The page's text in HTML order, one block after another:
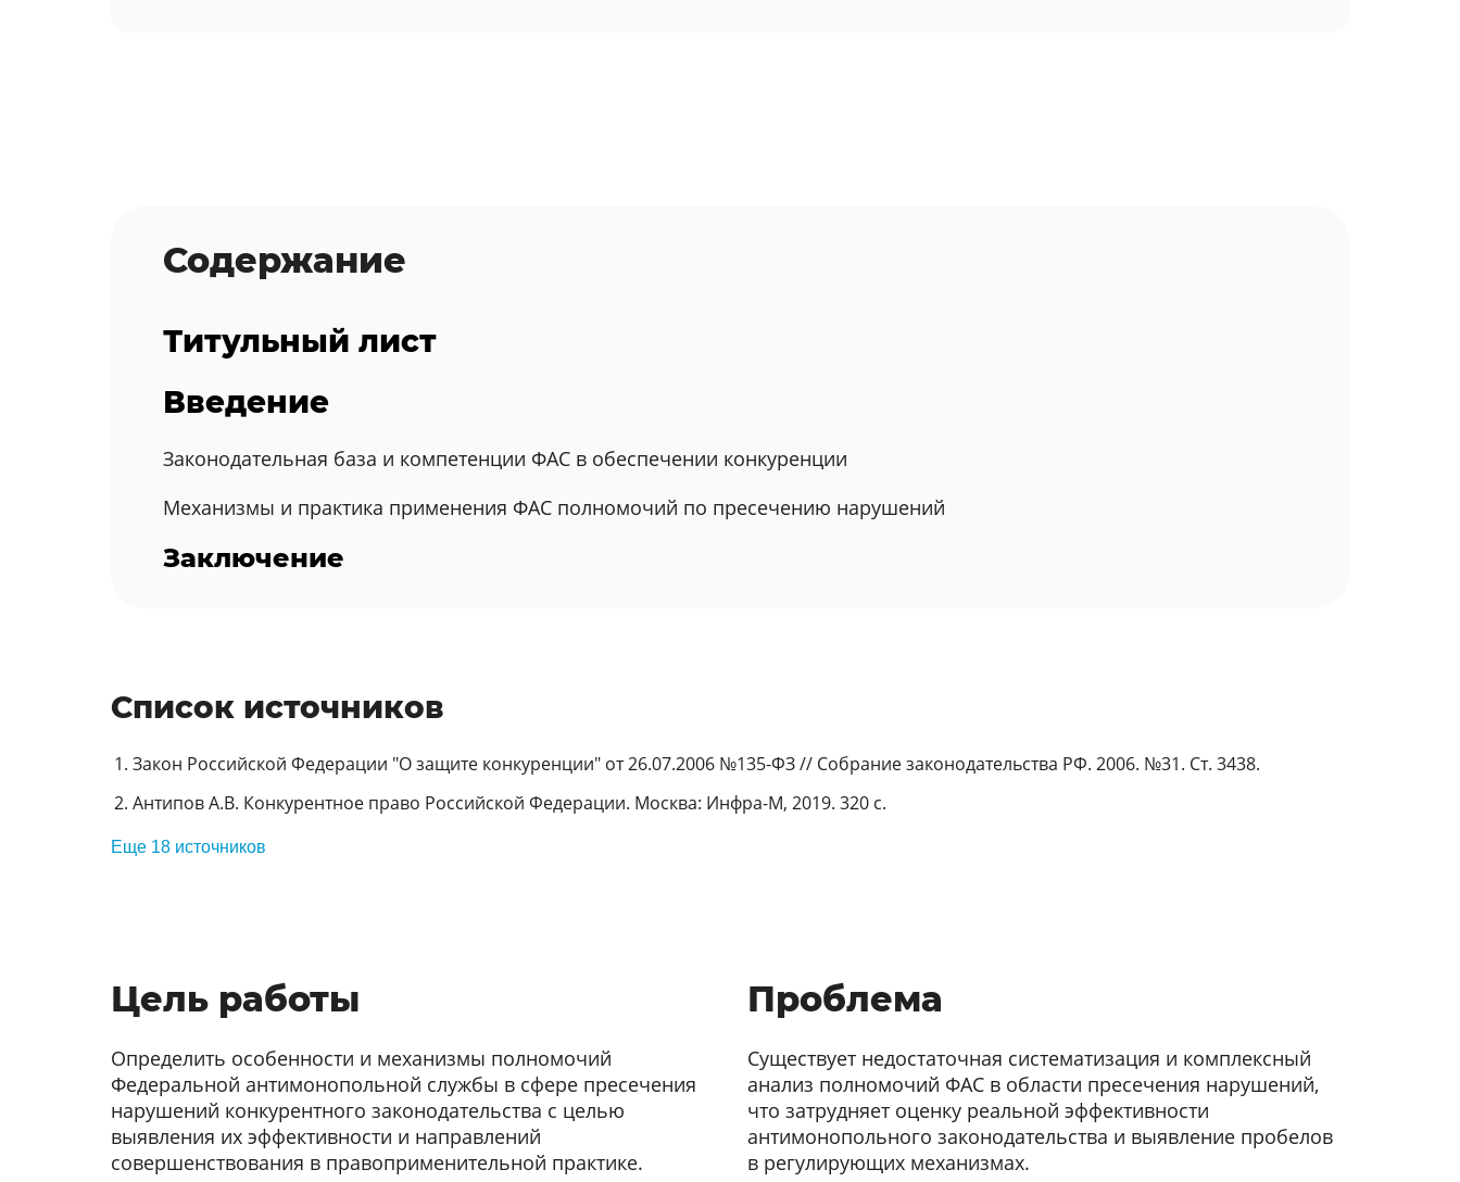
Содержание
Титульный лист
Введение
Законодательная база и компетенции ФАС в обеспечении конкуренции
Механизмы и практика применения ФАС полномочий по пресечению нарушений
Заключение
Список источников
Закон Российской Федерации "О защите конкуренции" от 26.07.2006 №135-ФЗ // Собрание законодательства РФ. 2006. №31. Ст. 3438.
Антипов А.В. Конкурентное право Российской Федерации. Москва: Инфра-М, 2019. 320 с.
Еще 18 источников
Цель работы
Определить особенности и механизмы полномочий
Федеральной антимонопольной службы в сфере пресечения
нарушений конкурентного законодательства с целью
выявления их эффективности и направлений
совершенствования в правоприменительной практике.
Проблема
Существует недостаточная систематизация и комплексный
анализ полномочий ФАС в области пресечения нарушений,
что затрудняет оценку реальной эффективности
антимонопольного законодательства и выявление пробелов
в регулирующих механизмах.